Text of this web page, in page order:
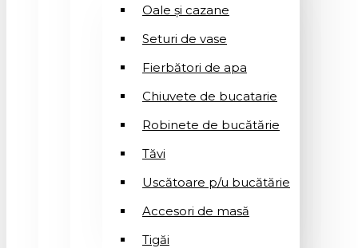
Oale și cazane
Seturi de vase
Fierbători de apa
Chiuvete de bucatarie
Robinete de bucătărie
Tăvi
Uscătoare p/u bucătărie
Accesori de masă
Tigăi